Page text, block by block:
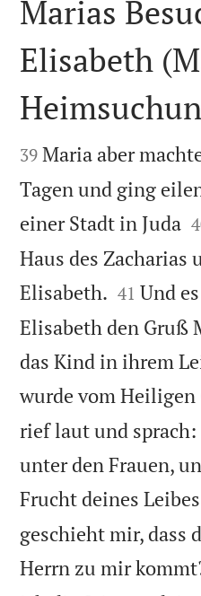

Marias
Elisabeth

39 Maria aber
Tagen und ging
einer Stadt in Juda
Haus des Zacharias
Elisabeth. 

41 Und
Elisabeth den Gruß
das Kind in ihrem
wurde vom
rief laut und sprach:
unter den Frauen,
Frucht deines
geschieht mir, dass
Herrn zu mir